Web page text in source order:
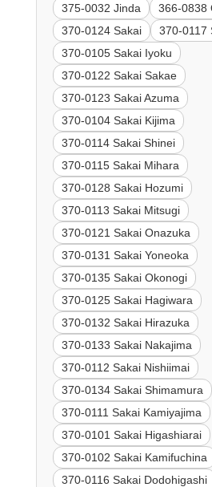
375-0032 Jinda
366-0838
370-0124 Sakai
370-0117
370-0105 Sakai Iyoku
370-0122 Sakai Sakae
370-0123 Sakai Azuma
370-0104 Sakai Kijima
370-0114 Sakai Shinei
370-0115 Sakai Mihara
370-0128 Sakai Hozumi
370-0113 Sakai Mitsugi
370-0121 Sakai Onazuka
370-0131 Sakai Yoneoka
370-0135 Sakai Okonogi
370-0125 Sakai Hagiwara
370-0132 Sakai Hirazuka
370-0133 Sakai Nakajima
370-0112 Sakai Nishiimai
370-0134 Sakai Shimamura
370-0111 Sakai Kamiyajima
370-0101 Sakai Higashiarai
370-0102 Sakai Kamifuchina
370-0116 Sakai Dodohigashi